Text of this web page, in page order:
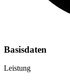
Basisdaten
Leistung